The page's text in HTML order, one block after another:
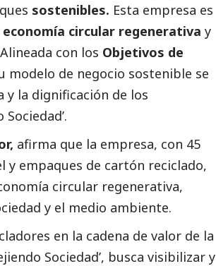
sostenibles. Esta empresa es
economía circular regenerativa y
con los Objetivos de
modelo de negocio sostenible se
y la dignificación de los
afirma que la empresa, con 45
y empaques de cartón reciclado,
circular regenerativa,
y el medio ambiente.
en la cadena de valor de la
Sociedad’, busca visibilizar y